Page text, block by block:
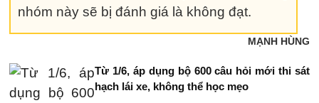
nhóm này sẽ bị đánh giá là không đạt.
MẠNH HÙNG
Từ 1/6, áp dụng bộ 600 câu hỏi mới thi sát
hạch lái xe, không thể học mẹo